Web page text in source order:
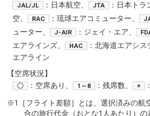
JAL/JL ：日本航空、 JTA
：日本ト
空、
RAC ：琉球エアコミューター、
ューター、
J-AIR ：ジェイ・エア、
エアラインズ、
HAC ：北海道エアシス
エアライン
【空席状況】
〇 ：空席あり、 1～8 ：残席数、 ×
※1［フライト差額］とは、選択済みの航
合の旅行代金（おとな1人あたり）の